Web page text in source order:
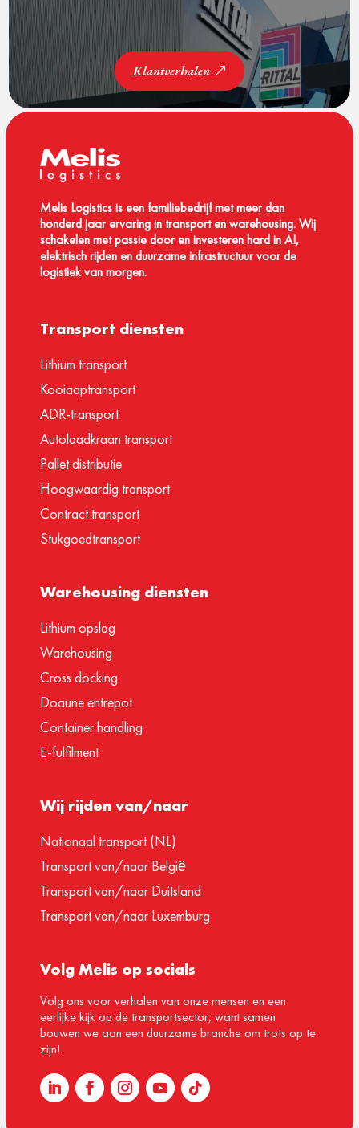
Klantverhalen
Melis Logistics is een familiebedrijf met meer dan
honderd jaar ervaring in transport en warehousing. Wij
schakelen met passie door en investeren hard in AI,
elektrisch rijden en duurzame infrastructuur voor de
logistiek van morgen.
Transport diensten
Lithium transport
Kooiaaptransport
ADR-transport
Autolaadkraan transport
Pallet distributie
Hoogwaardig transport
Contract transport
Stukgoedtransport
Warehousing diensten
Lithium opslag
Warehousing
Cross docking
Doaune entrepot
Container handling
E-fulfilment
Wij rijden van/naar
Nationaal transport (NL)
Transport van/naar België
Transport van/naar Duitsland
Transport van/naar Luxemburg
Volg Melis op socials
Volg ons voor verhalen van onze mensen en een
eerlijke kijk op de transportsector, want samen
bouwen we aan een duurzame branche om trots op te
zijn!